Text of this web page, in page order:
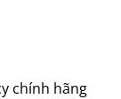
chính hãng